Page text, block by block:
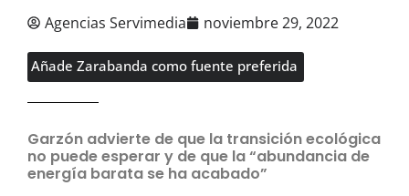
Agencias Servimedia noviembre 29, 2022
Añade Zarabanda como fuente preferida
Garzón advierte de que la transición ecológica
no puede esperar y de que la “abundancia de
energía barata se ha acabado”